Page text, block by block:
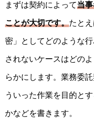
まずは契約によって当
ことが大切です。たと
密」としてどのような
されないケースはどの
らかにします。業務委
ういった作業を目的と
かなどを書きます。